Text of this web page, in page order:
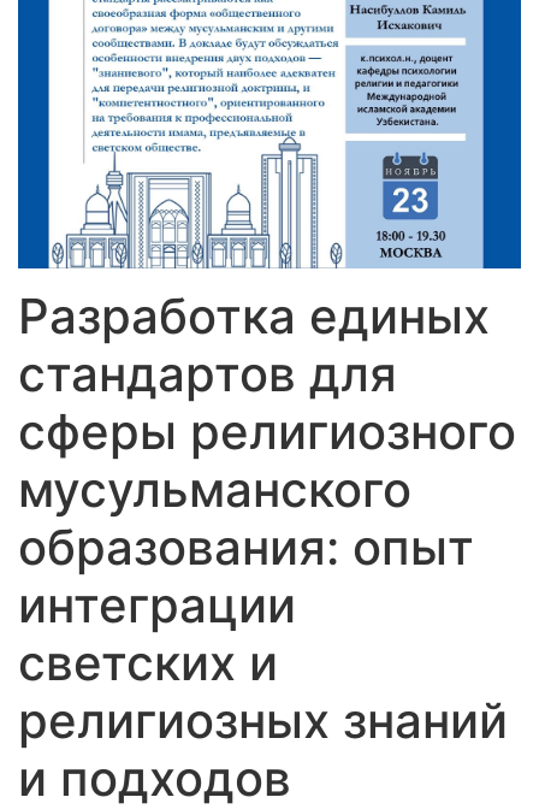
Разработка единых
стандартов для
сферы религиозного
мусульманского
образования: опыт
интеграции
светских и
религиозных знаний
и подходов